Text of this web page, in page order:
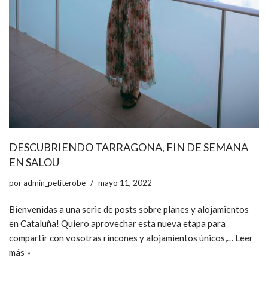
DESCUBRIENDO TARRAGONA, FIN DE SEMANA
EN SALOU
poradmin_petiterobe mayo 11, 2022
Bienvenidas a una serie de posts sobre planes y alojamientos
en Cataluña! Quiero aprovechar esta nueva etapa para
compartir con vosotras rincones y alojamientos únicos,… Leer
más »